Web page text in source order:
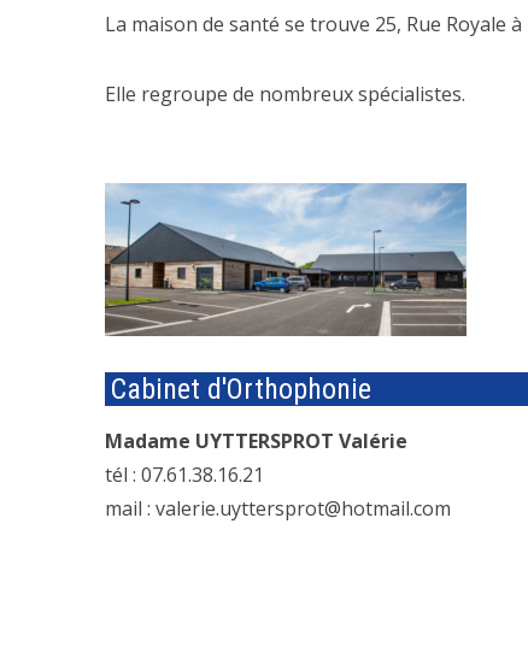
La maison de santé se trouve 25, Rue Royale à
Elle regroupe de nombreux spécialistes.
Cabinet d'Orthophonie
Madame UYTTERSPROT Valérie
tél : 07.61.38.16.21
mail : valerie.uyttersprot@hotmail.com